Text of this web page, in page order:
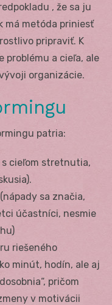
, že sa ju
má metóda priniesť
pripraviť. K
problému a cieľa, ale
organizácie.
patria:
s cieľom stretnutia,
sa značia,
účastníci, nesmie
riešeného
minút, hodín, ale aj
pričom
v motivácii